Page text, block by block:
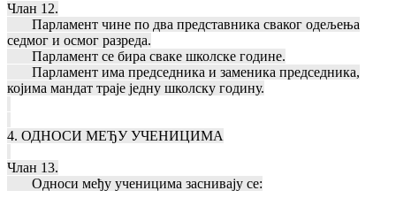
Члан 12.
Парламент чине по два представника сваког одељења
седмог и осмог разреда.
Парламент се бира сваке школске године.
Парламент има председника и заменика председника,
којима мандат траје једну школску годину.
4. ОДНОСИ МЕЂУ УЧЕНИЦИМА
Члан 13.
Односи међу ученицима заснивају се: